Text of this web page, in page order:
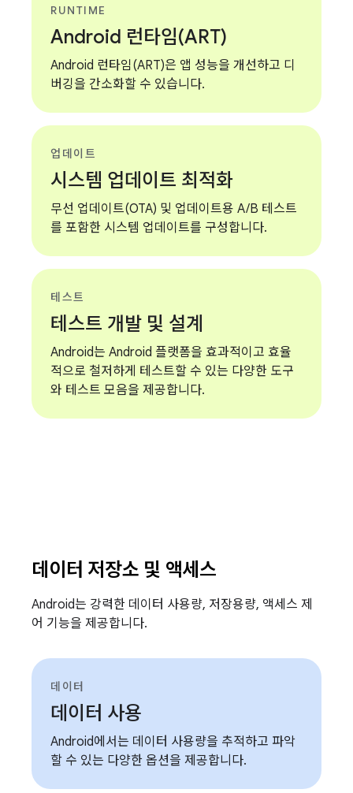
RUNTIME
Android 런타임(ART)
Android 런타임(ART)은 앱 성능을 개선하고 디
버깅을 간소화할 수 있습니다.
업데이트
시스템 업데이트 최적화
무선 업데이트(OTA) 및 업데이트용 A/B 테스트
를 포함한 시스템 업데이트를 구성합니다.
테스트
테스트 개발 및 설계
Android는 Android 플랫폼을 효과적이고 효율
적으로 철저하게 테스트할 수 있는 다양한 도구
와 테스트 모음을 제공합니다.
데이터 저장소 및 액세스
Android는 강력한 데이터 사용량, 저장용량, 액세스 제
어 기능을 제공합니다.
데이터
데이터 사용
Android에서는 데이터 사용량을 추적하고 파악
할 수 있는 다양한 옵션을 제공합니다.